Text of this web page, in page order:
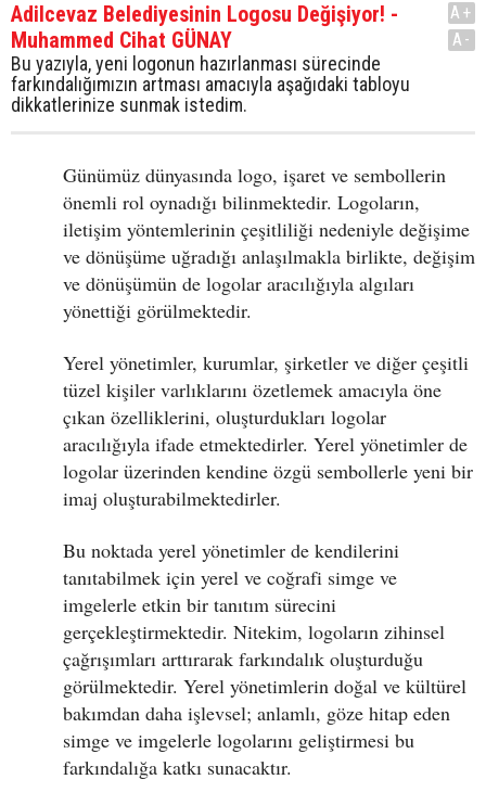
Adilcevaz Belediyesinin Logosu Değişiyor! -
Muhammed Cihat GÜNAY
Bu yazıyla, yeni logonun hazırlanması sürecinde
farkındalığımızın artması amacıyla aşağıdaki tabloyu
dikkatlerinize sunmak istedim.
A+
A-
Günümüz dünyasında logo, işaret ve sembollerin
önemli rol oynadığı bilinmektedir. Logoların,
iletişim yöntemlerinin çeşitliliği nedeniyle değişime
ve dönüşüme uğradığı anlaşılmakla birlikte, değişim
ve dönüşümün de logolar aracılığıyla algıları
yönettiği görülmektedir.
Yerel yönetimler, kurumlar, şirketler ve diğer çeşitli
tüzel kişiler varlıklarını özetlemek amacıyla öne
çıkan özelliklerini, oluşturdukları logolar
aracılığıyla ifade etmektedirler. Yerel yönetimler de
logolar üzerinden kendine özgü sembollerle yeni bir
imaj oluşturabilmektedirler.
Bu noktada yerel yönetimler de kendilerini
tanıtabilmek için yerel ve coğrafi simge ve
imgelerle etkin bir tanıtım sürecini
gerçekleştirmektedir. Nitekim, logoların zihinsel
çağrışımları arttırarak farkındalık oluşturduğu
görülmektedir. Yerel yönetimlerin doğal ve kültürel
bakımdan daha işlevsel; anlamlı, göze hitap eden
simge ve imgelerle logolarını geliştirmesi bu
farkındalığa katkı sunacaktır.